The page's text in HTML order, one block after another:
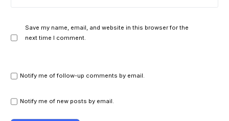
Save my name, email, and website in this browser for the
next time I comment.
Notify me of follow-up comments by email.
Notify me of new posts by email.